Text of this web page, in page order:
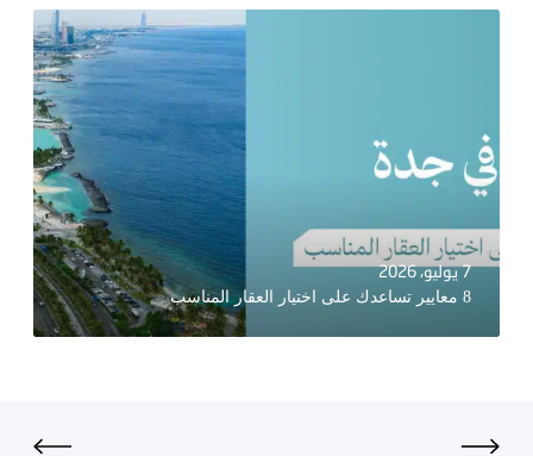
7 يوليو، 2026
8 معايير تساعدك على اختيار العقار المناسب